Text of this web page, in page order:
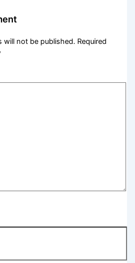
will not be published. Required